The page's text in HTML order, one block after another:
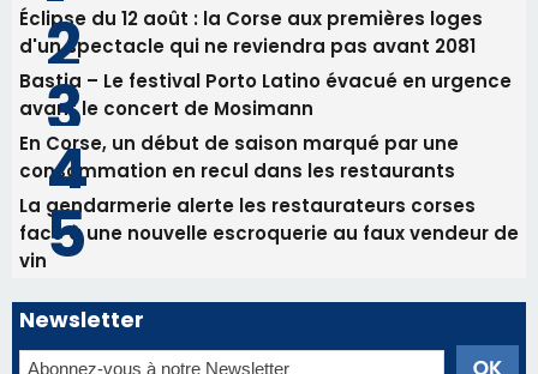
Éclipse du 12 août : la Corse aux premières loges
d'un spectacle qui ne reviendra pas avant 2081
Bastia – Le festival Porto Latino évacué en urgence
avant le concert de Mosimann
En Corse, un début de saison marqué par une
consommation en recul dans les restaurants
La gendarmerie alerte les restaurateurs corses
face à une nouvelle escroquerie au faux vendeur de
vin
Newsletter